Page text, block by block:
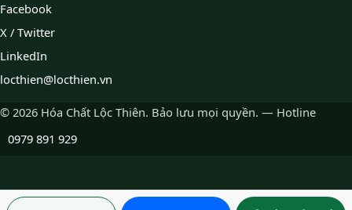
Facebook
X / Twitter
LinkedIn
locthien@locthien.vn
© 2026 Hóa Chất Lộc Thiên. Bảo lưu mọi quyền. — Hotline
0979 891 929